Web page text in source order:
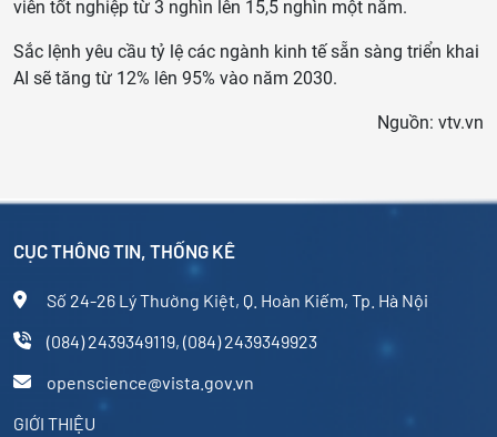
viên tốt nghiệp từ 3 nghìn lên 15,5 nghìn một năm.
Sắc lệnh yêu cầu tỷ lệ các ngành kinh tế sẵn sàng triển khai
AI sẽ tăng từ 12% lên 95% vào năm 2030.
Nguồn: vtv.vn
CỤC THÔNG TIN, THỐNG KÊ
Số 24-26 Lý Thường Kiệt, Q. Hoàn Kiếm, Tp. Hà Nội
(084) 2439349119, (084) 2439349923
openscience@vista.gov.vn
GIỚI THIỆU